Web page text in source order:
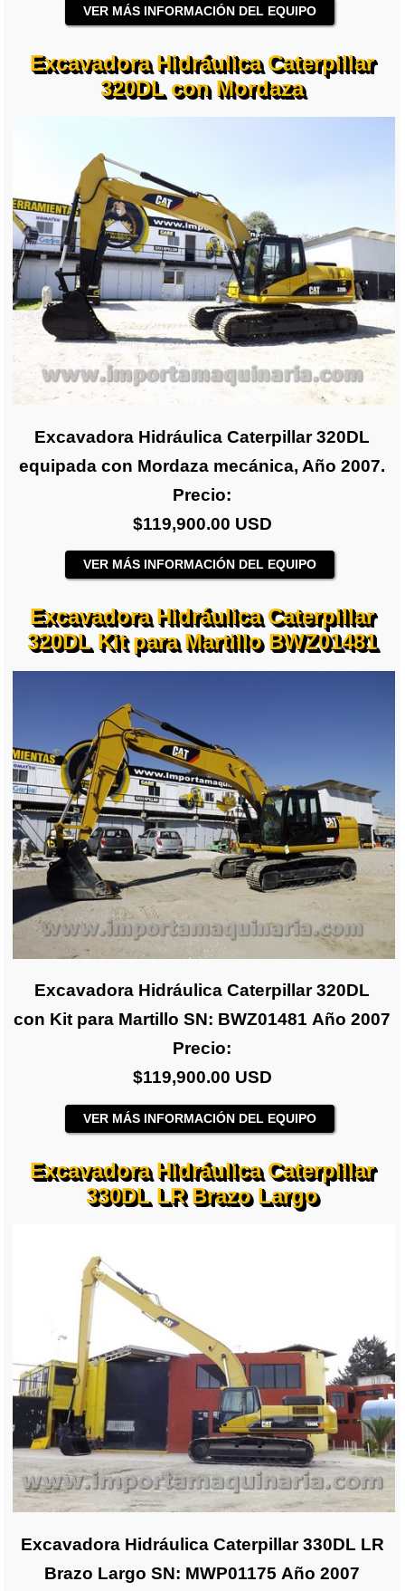
VER MÁS INFORMACIÓN DEL EQUIPO
Excavadora Hidráulica Caterpillar
320DL con Mordaza
Excavadora Hidráulica Caterpillar 320DL
equipada con Mordaza mecánica, Año 2007.
Precio:
$119,900.00 USD
VER MÁS INFORMACIÓN DEL EQUIPO
Excavadora Hidráulica Caterpillar
320DL Kit para Martillo BWZ01481
Excavadora Hidráulica Caterpillar 320DL
con Kit para Martillo SN: BWZ01481 Año 2007
Precio:
$119,900.00 USD
VER MÁS INFORMACIÓN DEL EQUIPO
Excavadora Hidráulica Caterpillar
330DL LR Brazo Largo
Excavadora Hidráulica Caterpillar 330DL LR
Brazo Largo SN: MWP01175 Año 2007